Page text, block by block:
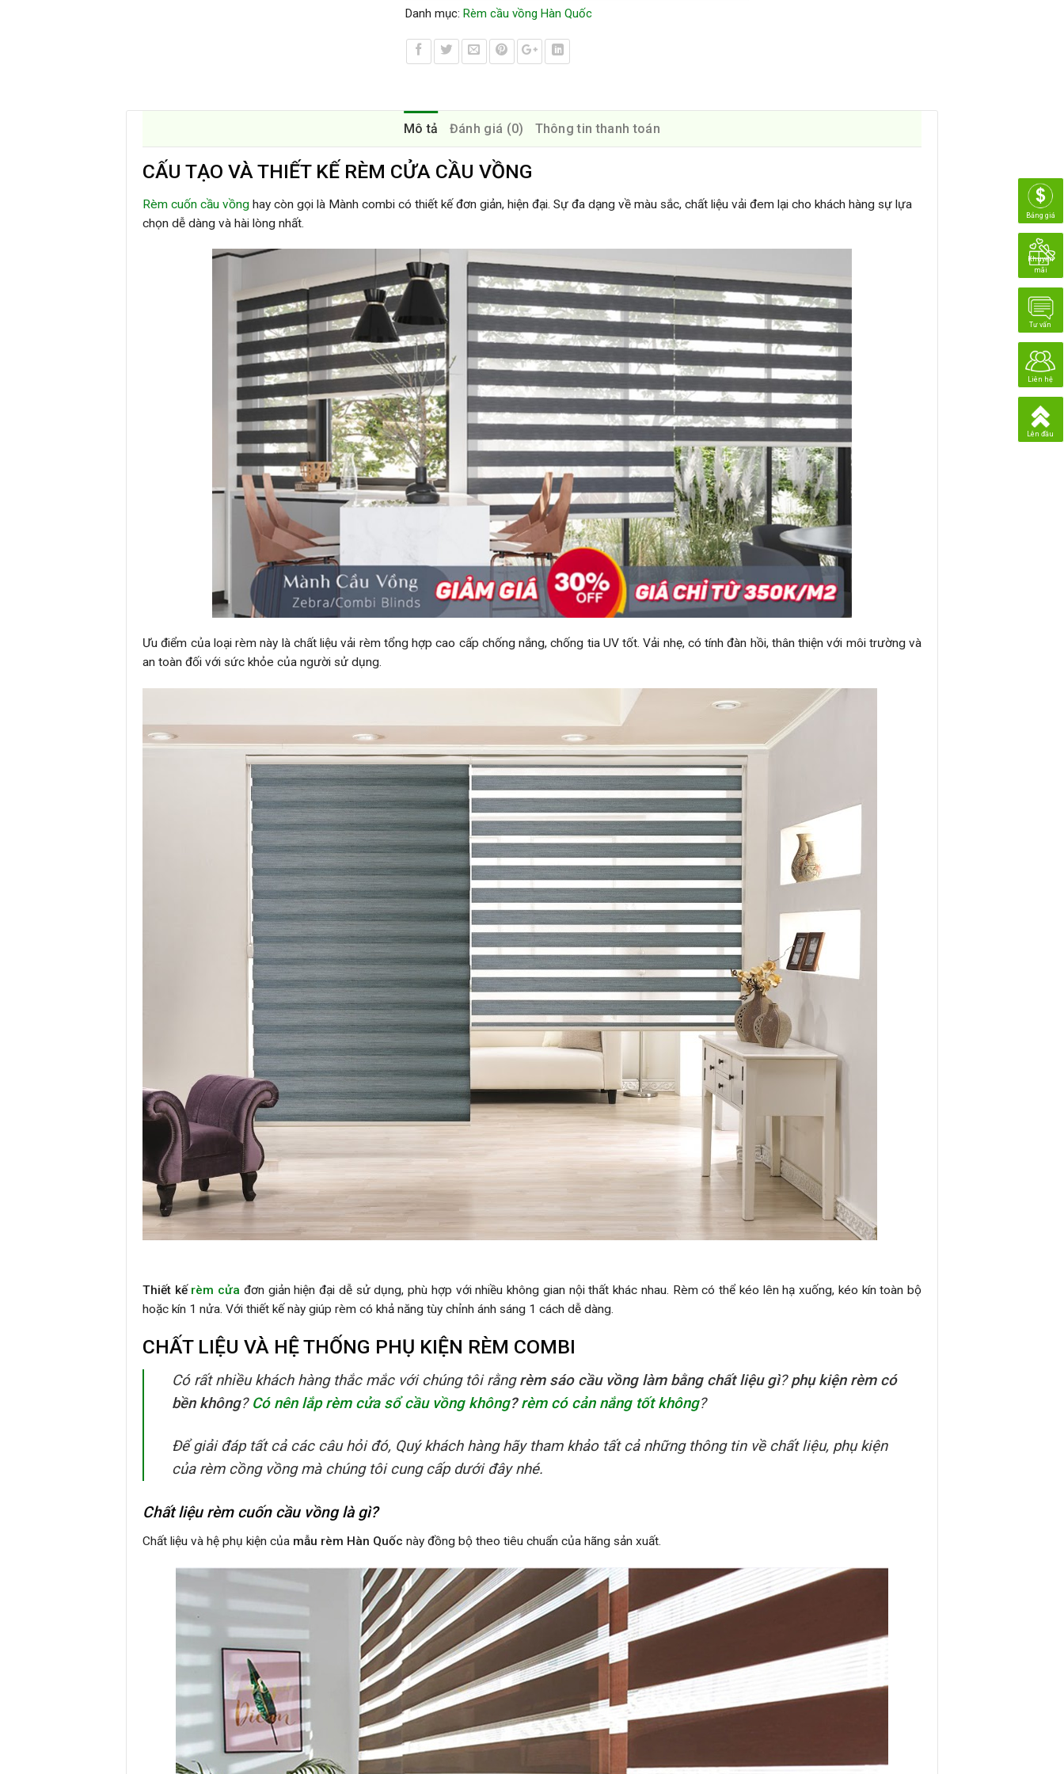
Danh mục: Rèm cầu vồng Hàn Quốc
Mô tả Đánh giá (0) Thông tin thanh toán
CẤU TẠO VÀ THIẾT KẾ RÈM CỬA CẦU VỒNG
Rèm cuốn cầu vồng hay còn gọi là Mành combi có thiết kế đơn giản, hiện đại. Sự đa dạng về màu sắc, chất liệu vải đem lại cho khách hàng sự lựa
chọn dễ dàng và hài lòng nhất.
Ưu điểm của loại rèm này là chất liệu vải rèm tổng hợp cao cấp chống nắng, chống tia UV tốt. Vải nhẹ, có tính đàn hồi, thân thiện với môi trường và
an toàn đối với sức khỏe của người sử dụng.
Thiết kế rèm cửa đơn giản hiện đại dễ sử dụng, phù hợp với nhiều không gian nội thất khác nhau. Rèm có thể kéo lên hạ xuống, kéo kín toàn bộ
hoặc kín 1 nửa. Với thiết kế này giúp rèm có khả năng tùy chỉnh ánh sáng 1 cách dễ dàng.
CHẤT LIỆU VÀ HỆ THỐNG PHỤ KIỆN RÈM COMBI
Có rất nhiều khách hàng thắc mắc với chúng tôi rằngrèm sáo cầu vồng làm bằng chất liệu gì?phụ kiện rèm có
bền không? Có nên lắp rèm cửa sổ cầu vồng không?rèm có cản nắng tốt không?
Để giải đáp tất cả các câu hỏi đó, Quý khách hàng hãy tham khảo tất cả những thông tin về chất liệu, phụ kiện
của rèm cồng vồng mà chúng tôi cung cấp dưới đây nhé.
Chất liệu rèm cuốn cầu vồng là gì?
Chất liệu và hệ phụ kiện của mẫu rèm Hàn Quốc này đồng bộ theo tiêu chuẩn của hãng sản xuất.
Bảng giá
Khuyến
mãi
Tư vấn
Liên hệ
Lên đầu